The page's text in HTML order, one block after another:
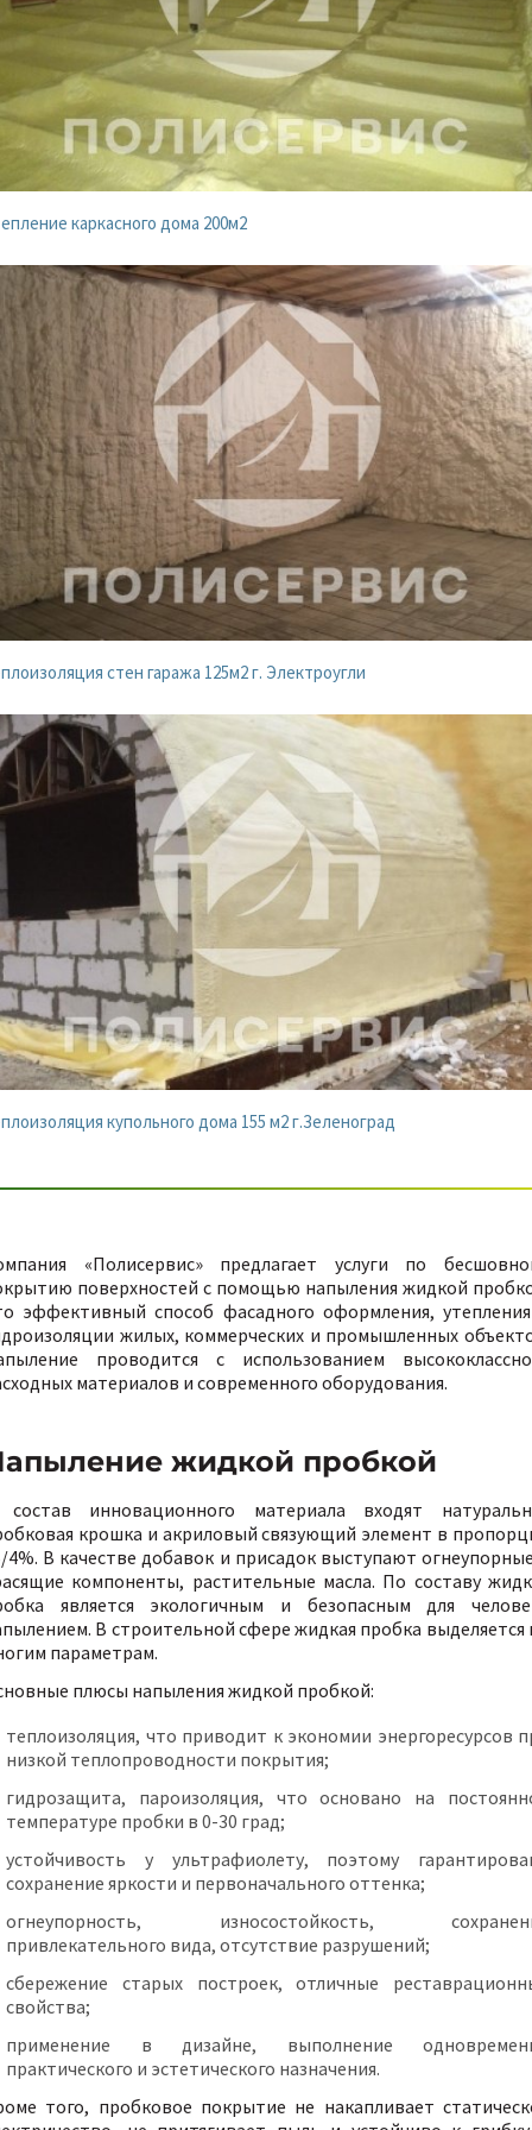
каркасного дома 200м2
стен гаража 125м2 г. Электроугли
купольного дома 155 м2 г.Зеленоград
«Полисервис» предлагает услуги по
поверхностей с помощью напыления жидкой
эффективный способ фасадного оформления,
жилых, коммерческих и промышленных
проводится с использованием
материалов и современного оборудования.
жидкой пробкой
инновационного материала входят
крошка и акриловый связующий элемент в
4%. В качестве добавок и присадок выступают
компоненты, растительные масла. По составу
является экологичным и безопасным для
В строительной сфере жидкая пробка выделяется
параметрам.
плюсы напыления жидкой пробкой:
теплоизоляция, что приводит к экономии энергоресурсов
низкой теплопроводности покрытия;
гидрозащита, пароизоляция, что основано на
температуре пробки в 0-30 град;
устойчивость у ультрафиолету, поэтому
сохранение яркости и первоначального оттенка;
огнеупорность, износостойкость,
привлекательного вида, отсутствие разрушений;
сбережение старых построек, отличные
свойства;
применение в дизайне, выполнение
практического и эстетического назначения.
того, пробковое покрытие не накапливает